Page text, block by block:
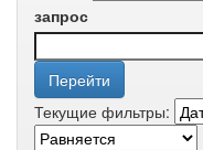
запрос
Текущие фильтры: